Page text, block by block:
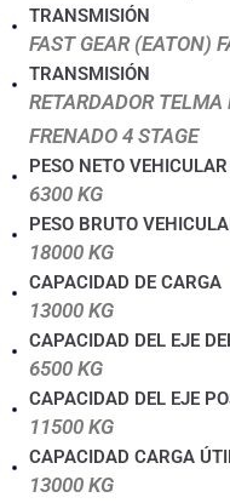
TRANSMISIÓN
FAST GEAR (EATON)
TRANSMISIÓN
RETARDADOR
FRENADO 4 STAGE
PESO NETO VEHICULAR
6300 KG
PESO BRUTO
18000 KG
CAPACIDAD DE CARGA
13000 KG
CAPACIDAD DEL EJE
6500 KG
CAPACIDAD DEL EJE
11500 KG
CAPACIDAD CARGA
13000 KG